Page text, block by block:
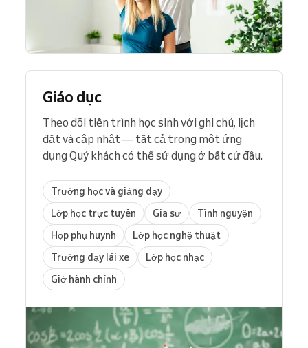
Giáo dục
Theo dõi tiến trình học sinh với ghi chú, lịch
đặt và cập nhật — tất cả trong một ứng
dụng Quý khách có thể sử dụng ở bất cứ đâu.
Trường học và giảng dạy
Lớp học trực tuyến
Gia sư
Tình nguyện
Họp phụ huynh
Lớp học nghệ thuật
Trường dạy lái xe
Lớp học nhạc
Giờ hành chính